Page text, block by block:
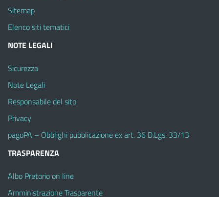
Sitemap
Elenco siti tematici
NOTE LEGALI
Sicurezza
Note Legali
Responsabile del sito
Privacy
pagoPA – Obblighi pubblicazione ex art. 36 D.Lgs. 33/13
TRASPARENZA
Albo Pretorio on line
Amministrazione Trasparente